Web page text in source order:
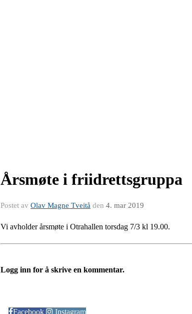
Årsmøte i friidrettsgruppa
Postet av Olav Magne Tveitå den 4. mar 2019
Vi avholder årsmøte i Otrahallen torsdag 7/3 kl 19.00.
Logg inn for å skrive en kommentar.
Facebook
Instagram